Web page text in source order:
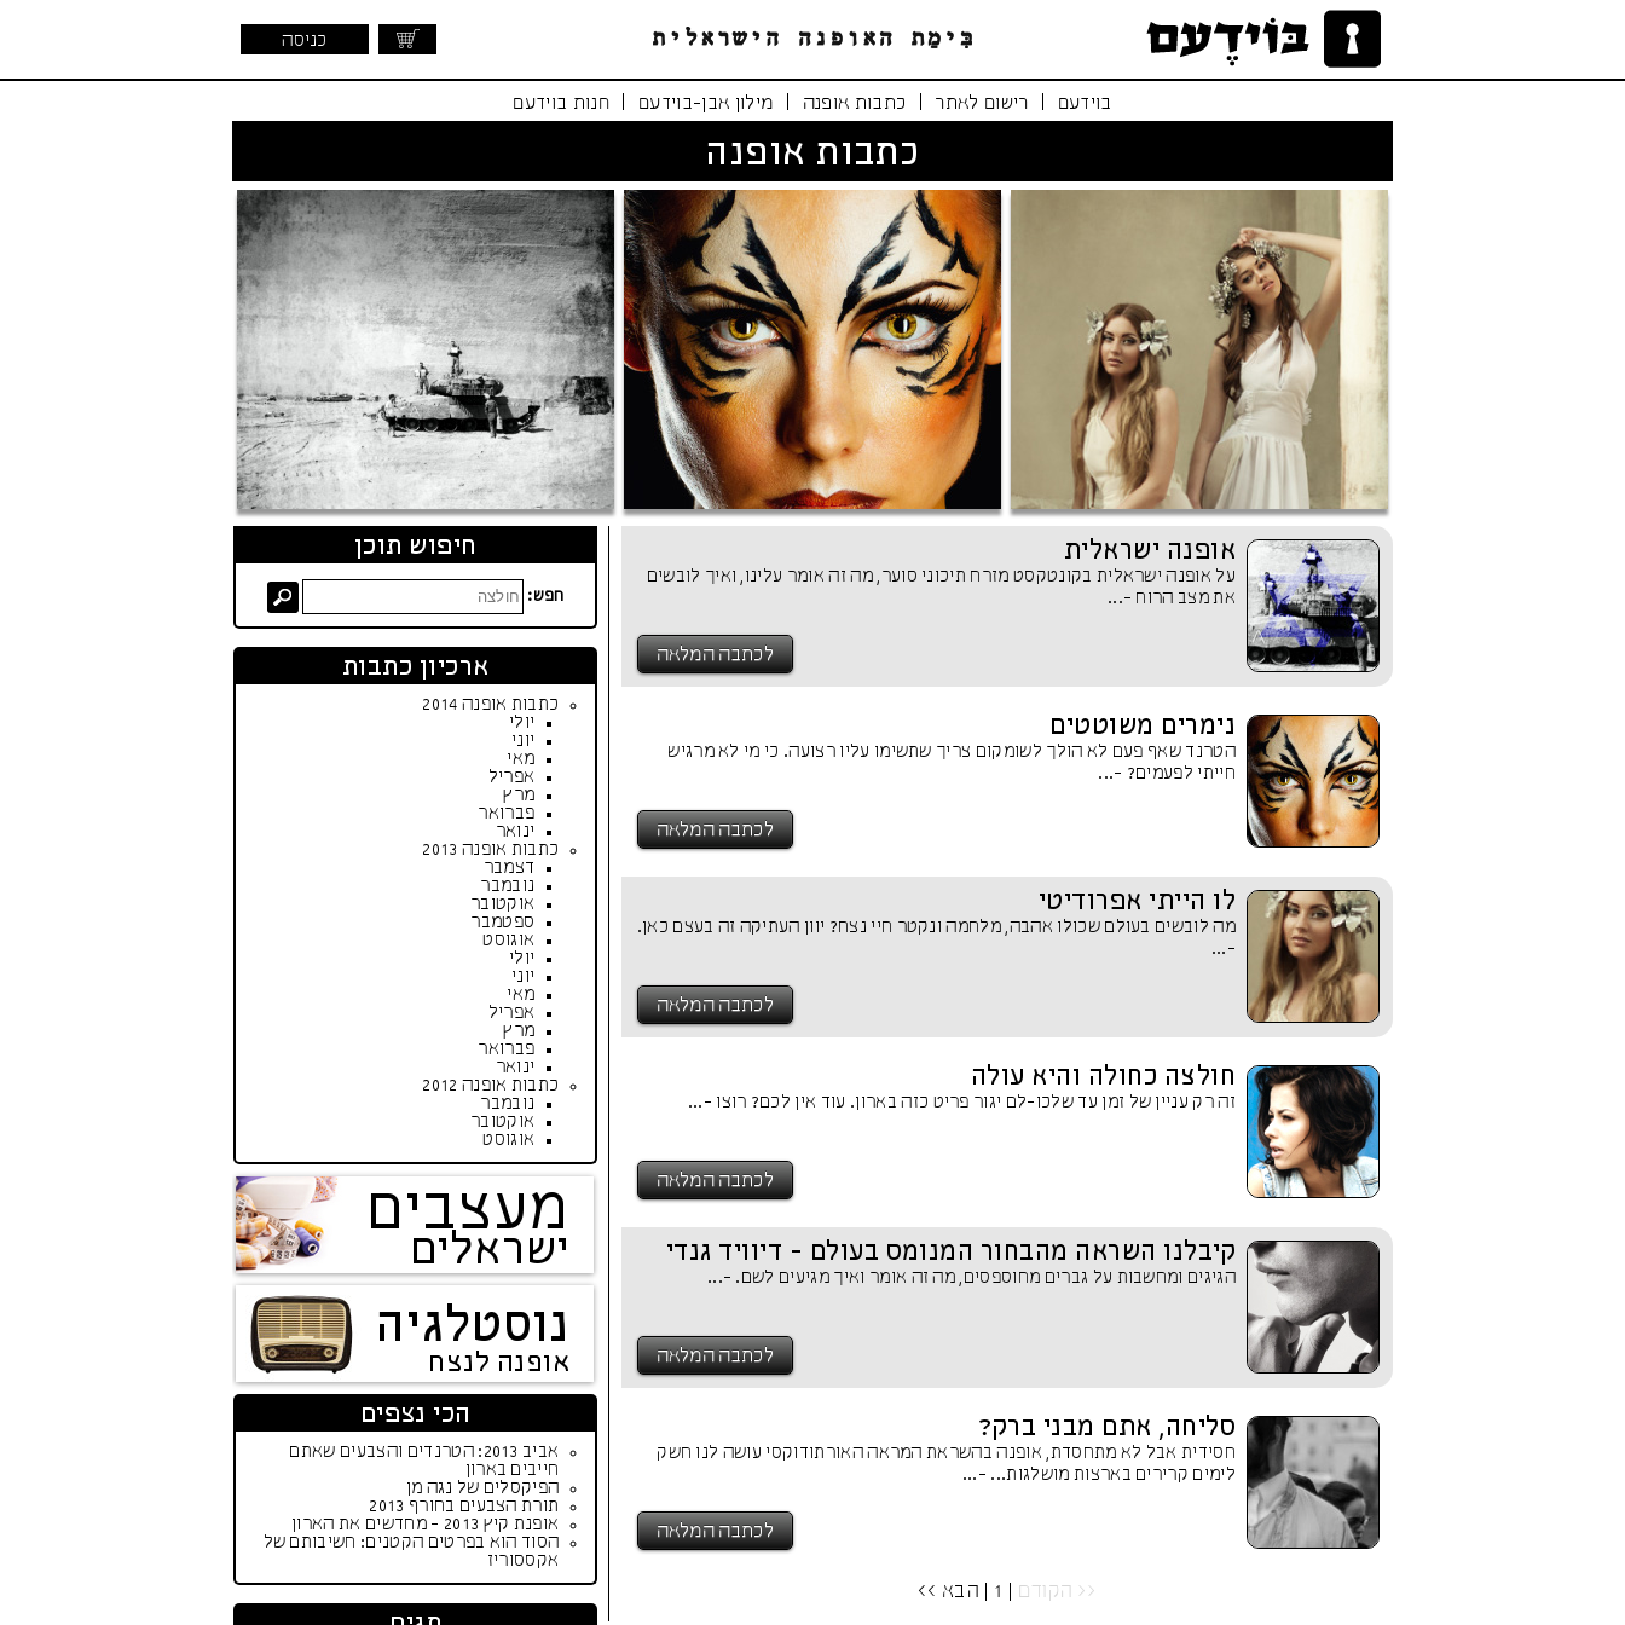
כניסה
בוידעם רישום לאתר כתבות אופנה מילון אבן-בוידעם חנות בוידעם
כתבות אופנה
לו הייתי אפרודיטי
אופנה ישראלית
על אופנה ישראלית בקונטקסט מזרח תיכוני סוער, מה זה אומר עלינו, ואיך לובשים
את מצב הרוח -...
לכתבה המלאה
נימרים משוטטים
הטרנד שאף פעם לא הולך לשומקום צריך שתשימו עליו רצועה. כי מי לא מרגיש
חייתי לפעמים? -...
לכתבה המלאה
לו הייתי אפרודיטי
מה לובשים בעולם שכולו אהבה, מלחמה ונקטר חיי נצח? יוון העתיקה זה בעצם כאן.
-...
לכתבה המלאה
חולצה כחולה והיא עולה
זה רק עניין של זמן עד שלכו-לם יגור פריט כזה בארון. עוד אין לכם? רוצו -...
לכתבה המלאה
קיבלנו השראה מהבחור המנומס בעולם - דיוויד גנדי
הגיגים ומחשבות על גברים מחוספסים, מה זה אומר ואיך מגיעים לשם. -...
לכתבה המלאה
סליחה, אתם מבני ברק?
חסידית אבל לא מתחסדת, אופנה בהשראת המראה האורתודוקסי עושה לנו חשק
לימים קרירים בארצות מושלגות... -...
לכתבה המלאה
<< הקודם הבא >>
חיפוש תוכן
חפש:
ארכיון כתבות
כתבות אופנה 2014
יולי
יוני
מאי
אפריל
מרץ
פברואר
ינואר
כתבות אופנה 2013
דצמבר
נובמבר
אוקטובר
ספטמבר
אוגוסט
יולי
יוני
מאי
אפריל
מרץ
פברואר
ינואר
כתבות אופנה 2012
נובמבר
אוקטובר
אוגוסט
מעצבים
ישראלים
נוסטלגיה
אופנה לנצח
הכי נצפים
אביב 2013: הטרנדים והצבעים שאתם
חייבים בארון
הפיקסלים של נגה מן
תורת הצבעים בחורף 2013
אופנת קיץ 2013 - מחדשים את הארון
הסוד הוא בפרטים הקטנים: חשיבותם של
אקססוריז